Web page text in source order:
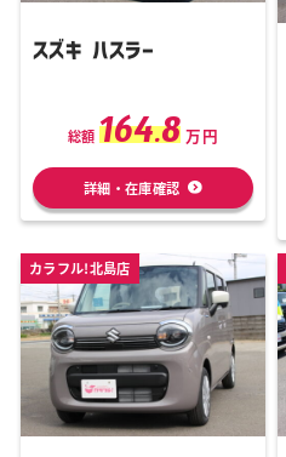
スズキ ハスラー
総額 164.8 万円
詳細・在庫確認
カラフル!北島店